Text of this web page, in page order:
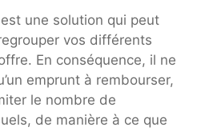
une solution qui peut
vos différents
En conséquence, il ne
emprunt à rembourser,
le nombre de
de manière à ce que